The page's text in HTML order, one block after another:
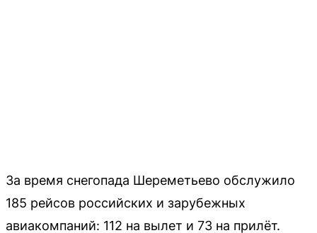
За время снегопада Шереметьево обслужило
185 рейсов российских и зарубежных
авиакомпаний: 112 на вылет и 73 на прилёт.